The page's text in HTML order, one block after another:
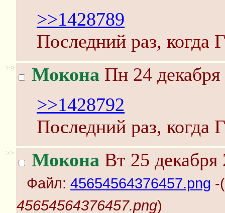
>>1428789
Последний раз, когда
>> Мокона Пн 24
>>1428792
Последний раз, когда
>> Мокона Вт 25
Файл: 45654564376457.png -(
45654564376457.png)